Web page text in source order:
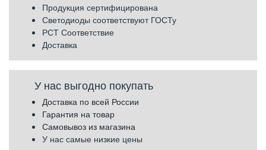
Продукция сертифицирована
Светодиоды соответствуют ГОСТу
РСТ Соответствие
Доставка
У нас выгодно покупать
Доставка по всей России
Гарантия на товар
Самовывоз из магазина
У нас самые низкие цены